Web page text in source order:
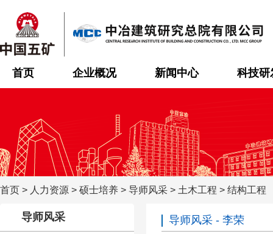
首页 企业概况 新闻中心 科技研
首页 > 人力资源 > 硕士培养 > 导师风采 > 土木工程 > 结构工程
导师风采 导师风采 - 李荣